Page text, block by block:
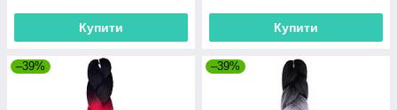
Купити Купити
–39% –39%